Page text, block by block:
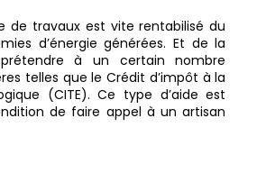
de travaux est vite rentabilisé du
d’énergie générées. Et de la
à un certain nombre
telles que le Crédit d’impôt à la
(CITE). Ce type d’aide est
de faire appel à un artisan